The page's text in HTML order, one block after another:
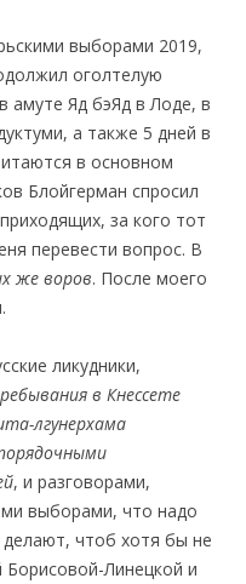
выборами 2019,
оголтелую
амуте Яд бэЯд в Лоде, в
а также 5 дней в
в основном
Блойгерман спросил
за кого тот
перевести вопрос. В
же воров. После моего
ликудники,
в Кнессете
лгунерхама
, и разговорами,
выборами, что надо
чтоб хотя бы не
Борисовой-Линецкой и